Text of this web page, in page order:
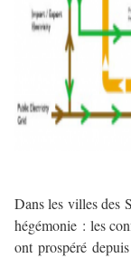
Dans les villes des
hégémonie : les
ont prospéré